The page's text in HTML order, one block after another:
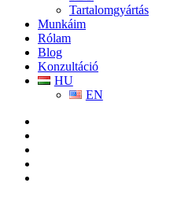
Tartalomgyártás
Munkáim
Rólam
Blog
Konzultáció
HU
EN